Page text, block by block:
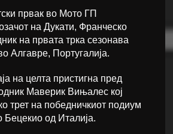
првак во Мото ГП
на Дукати, Франческо
на првата трка сезонава
Алгавре, Португалија.
на целта пристигна пред
Маверик Вињалес кој
трет на победничкиот подиум
Бецекио од Италија.